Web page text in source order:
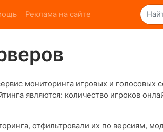
Реклама на сайте
мониторинга игровых и голосовых
являются: количество игроков
отфильтровали их по версиям,